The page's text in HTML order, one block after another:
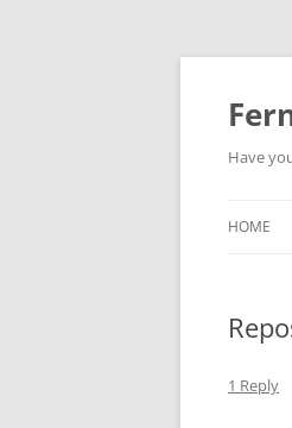
Skip
Have
HOME
1 Reply